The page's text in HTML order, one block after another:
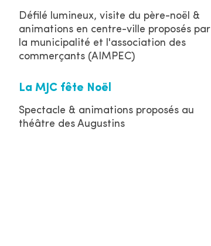
Défilé lumineux, visite du père-noël &
animations en centre-ville proposés par
la municipalité et l'association des
commerçants (AIMPEC)
La MJC fête Noël
Spectacle & animations proposés au
théâtre des Augustins